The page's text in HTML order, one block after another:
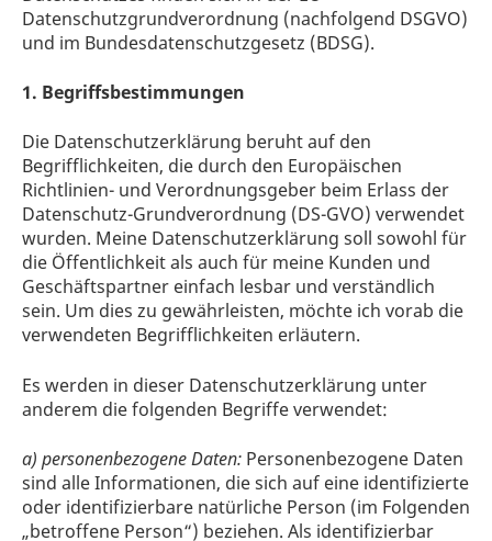
Datenschutzgrundverordnung (nachfolgend DSGVO)
und im Bundesdatenschutzgesetz (BDSG).
1. Begriffsbestimmungen
Die Datenschutzerklärung beruht auf den
Begrifflichkeiten, die durch den Europäischen
Richtlinien- und Verordnungsgeber beim Erlass der
Datenschutz-Grundverordnung (DS-GVO) verwendet
wurden. Meine Datenschutzerklärung soll sowohl für
die Öffentlichkeit als auch für meine Kunden und
Geschäftspartner einfach lesbar und verständlich
sein. Um dies zu gewährleisten, möchte ich vorab die
verwendeten Begrifflichkeiten erläutern.
Es werden in dieser Datenschutzerklärung unter
anderem die folgenden Begriffe verwendet:
a) personenbezogene Daten: Personenbezogene Daten
sind alle Informationen, die sich auf eine identifizierte
oder identifizierbare natürliche Person (im Folgenden
„betroffene Person“) beziehen. Als identifizierbar